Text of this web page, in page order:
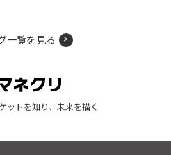
一覧を見る
ットを知り、未来を描く